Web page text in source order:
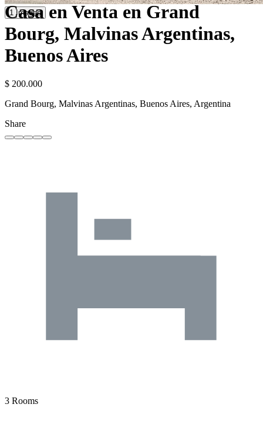
1 Images
Casa en Venta en Grand
Bourg, Malvinas Argentinas,
Buenos Aires
$ 200.000
Grand Bourg, Malvinas Argentinas, Buenos Aires, Argentina
Share
3 Rooms